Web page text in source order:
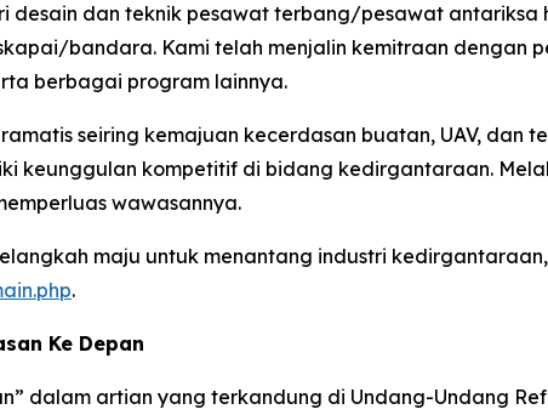
desain dan teknik pesawat terbang/pesawat
bandara. Kami telah menjalin kemitraan dengan
berbagai program lainnya.
seiring kemajuan kecerdasan buatan, UAV, dan
keunggulan kompetitif di bidang kedirgantaraan.
wawasannya.
maju untuk menantang industri
.
Ke Depan
dalam artian yang terkandung di Undang-Undang